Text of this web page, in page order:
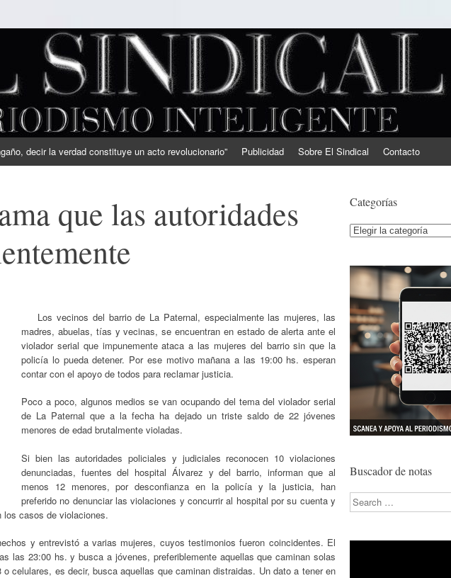
decir la verdad constituye un acto revolucionario” Publicidad Sobre El Sindical Contacto
que las autoridades
Los vecinos del barrio de La Paternal, especialmente las mujeres, las
madres, abuelas, tías y vecinas, se encuentran en estado de alerta ante el
violador serial que impunemente ataca a las mujeres del barrio sin que la
policía lo pueda detener. Por ese motivo mañana a las 19:00 hs. esperan
contar con el apoyo de todos para reclamar justicia.
Poco a poco, algunos medios se van ocupando del tema del violador serial
de La Paternal que a la fecha ha dejado un triste saldo de 22 jóvenes
menores de edad brutalmente violadas.
Si bien las autoridades policiales y judiciales reconocen 10 violaciones
denunciadas, fuentes del hospital Álvarez y del barrio, informan que al
menos 12 menores, por desconfianza en la policía y la justicia, han
preferido no denunciar las violaciones y concurrir al hospital por su cuenta y
casos de violaciones.
y entrevistó a varias mujeres, cuyos testimonios fueron coincidentes. El
las 23:00 hs. y busca a jóvenes, preferiblemente aquellas que caminan solas
celulares, es decir, busca aquellas que caminan distraidas. Un dato a tener en
Categorías
Categorías
Buscador de notas
Search